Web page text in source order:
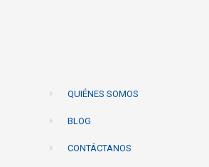
QUIÉNES SOMOS
BLOG
CONTÁCTANOS